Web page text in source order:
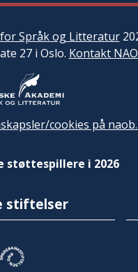
Språk og Litteratur
27 i Oslo. Kontakt
cookies på
støttespillere i 2026
stiftelser